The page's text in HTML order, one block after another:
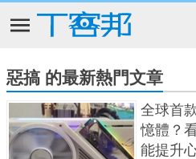
惡搞 的最新熱門文章
全球首
憶體？
能提升